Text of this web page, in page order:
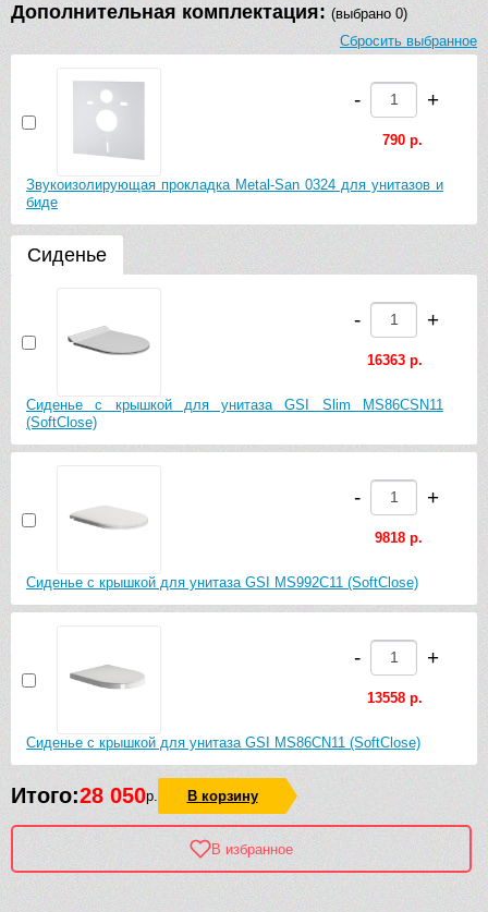
Дополнительная комплектация: (выбрано 0)
Сбросить выбранное
Звукоизолирующая прокладка Metal-San 0324 для унитазов и
биде
- +
790 р.
Сиденье
Сиденье с крышкой для унитаза GSI Slim MS86CSN11
(SoftClose)
- +
16363 р.
Сиденье с крышкой для унитаза GSI MS992C11 (SoftClose)
- +
9818 р.
Сиденье с крышкой для унитаза GSI MS86CN11 (SoftClose)
- +
13558 р.
Итого:28 050р. В корзину
В избранное